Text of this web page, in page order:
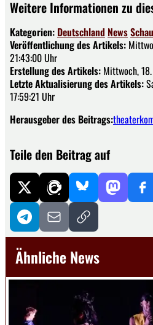
Weitere Informationen zu
Kategorien: Deutschland News
Veröffentlichung des Artikels:
21:43:00 Uhr
Erstellung des Artikels: Mittwoch,
Letzte Aktualisierung des Artikels:
17:59:21 Uhr
Herausgeber des Beitrags:
Teile den Beitrag auf
Ähnliche News